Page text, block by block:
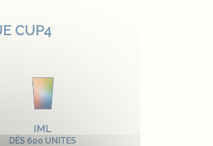
CUP4
IML
DÈS 600 UNITÉS